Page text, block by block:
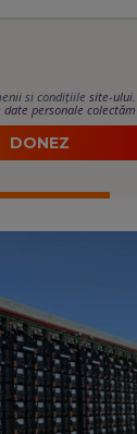
si condițiile site-
date personale colectăm
DONEZ